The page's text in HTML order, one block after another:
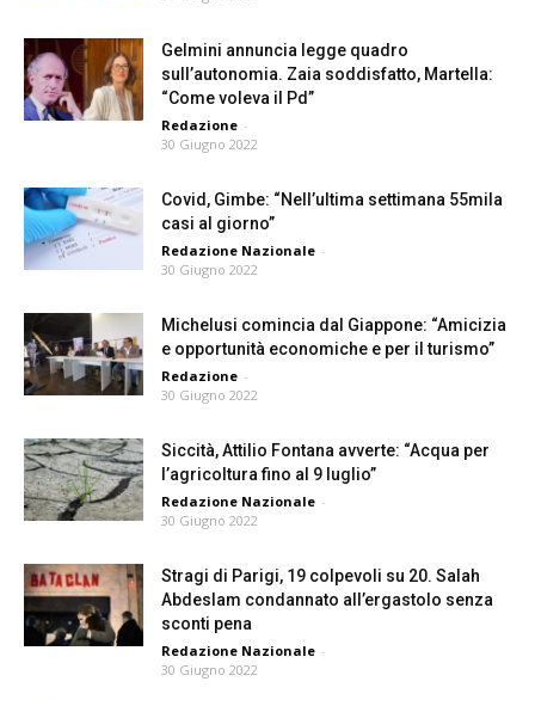
Gelmini annuncia legge quadro
sull’autonomia. Zaia soddisfatto, Martella:
“Come voleva il Pd”
Redazione -
30 Giugno 2022
Covid, Gimbe: “Nell’ultima settimana 55mila
casi al giorno”
Redazione Nazionale -
30 Giugno 2022
Michelusi comincia dal Giappone: “Amicizia
e opportunità economiche e per il turismo”
Redazione -
30 Giugno 2022
Siccità, Attilio Fontana avverte: “Acqua per
l’agricoltura fino al 9 luglio”
Redazione Nazionale -
30 Giugno 2022
Stragi di Parigi, 19 colpevoli su 20. Salah
Abdeslam condannato all’ergastolo senza
sconti pena
Redazione Nazionale -
30 Giugno 2022